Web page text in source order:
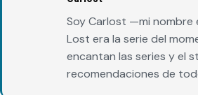
Soy Carlost —mi nombre
Lost era la serie del
encantan las series y el
recomendaciones de